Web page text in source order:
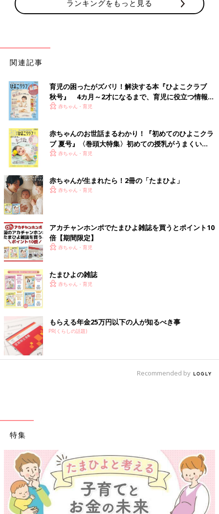
ランキングをもっと見る
関連記事
育児の困ったがズバリ！解決する本『ひよこクラブ
秋号』 4カ月～2才になるまで、育児に役立つ情報が
いっぱい！
赤ちゃん・育児
赤ちゃんのお世話まるわかり！『初めてのひよこクラ
ブ 夏号』〈巻頭大特集〉初めての授乳がうまくい
く！ おっぱい・ミルクの基本と夏のトラブル 解決テ
赤ちゃん・育児
赤ちゃんが生まれたら！2冊の「たまひよ」
赤ちゃん・育児
アカチャンホンポでたまひよ雑誌を買うとポイント10
倍【期間限定】
赤ちゃん・育児
たまひよの雑誌
赤ちゃん・育児
もらえる年金25万円以下の人が知るべき事
PR(くらしの話題)
Recommended by
特集